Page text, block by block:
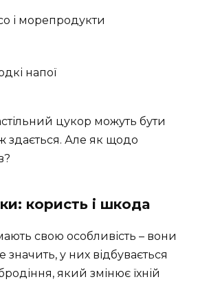
і морепродукти
напої
цукор можуть бути
здається. Але як щодо
користь і шкода
свою особливість – вони
у них відбувається
який змінює їхній